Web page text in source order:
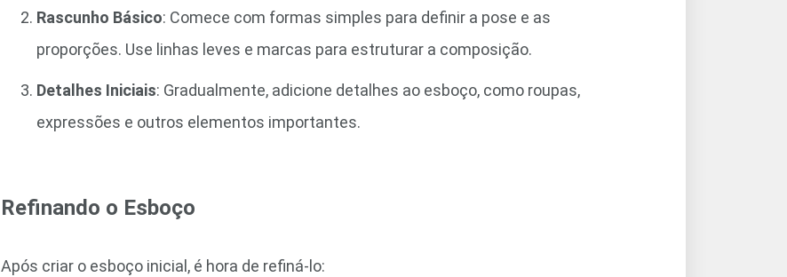
Rascunho Básico: Comece com formas simples para definir a pose e as
proporções. Use linhas leves e marcas para estruturar a composição.
Detalhes Iniciais: Gradualmente, adicione detalhes ao esboço, como roupas,
expressões e outros elementos importantes.
Refinando o Esboço
Após criar o esboço inicial, é hora de refiná-lo: